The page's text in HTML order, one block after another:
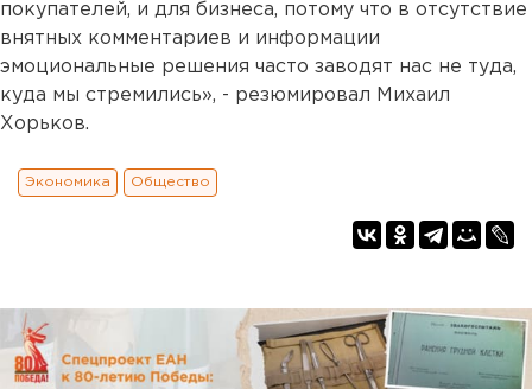
покупателей, и для бизнеса, потому что в отсутствие
внятных комментариев и информации
эмоциональные решения часто заводят нас не туда,
куда мы стремились», - резюмировал Михаил
Хорьков.
Экономика Общество